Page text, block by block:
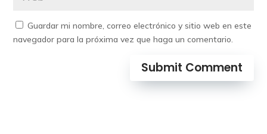
Guardar mi nombre, correo electrónico y sitio web en este
navegador para la próxima vez que haga un comentario.
Submit Comment